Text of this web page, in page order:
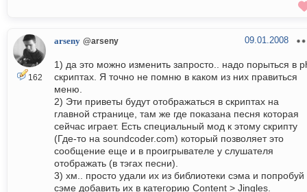
162
arseny @arseny 09.01.2008
1) да это можно изменить запросто.. надо порыться в
скриптах. Я точно не помню в каком из них правиться
меню.
2) Эти приветы будут отображаться в скриптах на
главной странице, там же где показана песня которая
сейчас играет. Есть специальный мод к этому скрипту
(Где-то на soundcoder.com) который позволяет это
сообщение еще и в проигрывателе у слушателя
отображать (в тэгах песни).
3) хм.. просто удали их из библиотеки сэма и попробуй
сэме добавить их в категорию Content > Jingles.